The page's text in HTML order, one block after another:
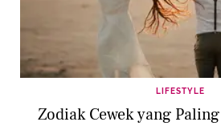
LIFESTYLE
Zodiak Cewek yang